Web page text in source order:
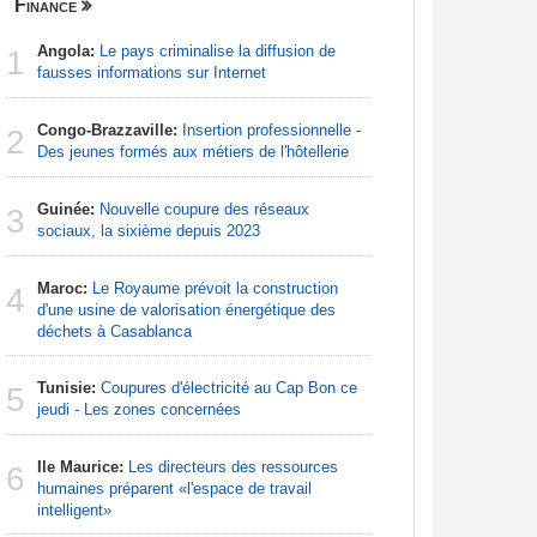
Finance
1 Angola: Le pays criminalise la diffusion de
fausses informations sur Internet
2 Congo-Brazzaville: Insertion professionnelle -
Des jeunes formés aux métiers de l'hôtellerie
3 Guinée: Nouvelle coupure des réseaux
sociaux, la sixième depuis 2023
4 Maroc: Le Royaume prévoit la construction
d'une usine de valorisation énergétique des
déchets à Casablanca
5 Tunisie: Coupures d'électricité au Cap Bon ce
jeudi - Les zones concernées
6 Ile Maurice: Les directeurs des ressources
humaines préparent «l'espace de travail
intelligent»